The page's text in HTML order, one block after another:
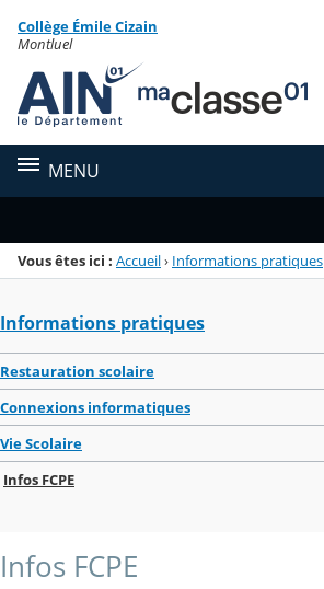
Menu de la rubrique
Contenu
Collège Émile Cizain
Montluel
MENU
Vous êtes ici : Accueil› Informations pratiques
Informations pratiques
Restauration scolaire
Connexions informatiques
Vie Scolaire
Infos FCPE
Infos FCPE